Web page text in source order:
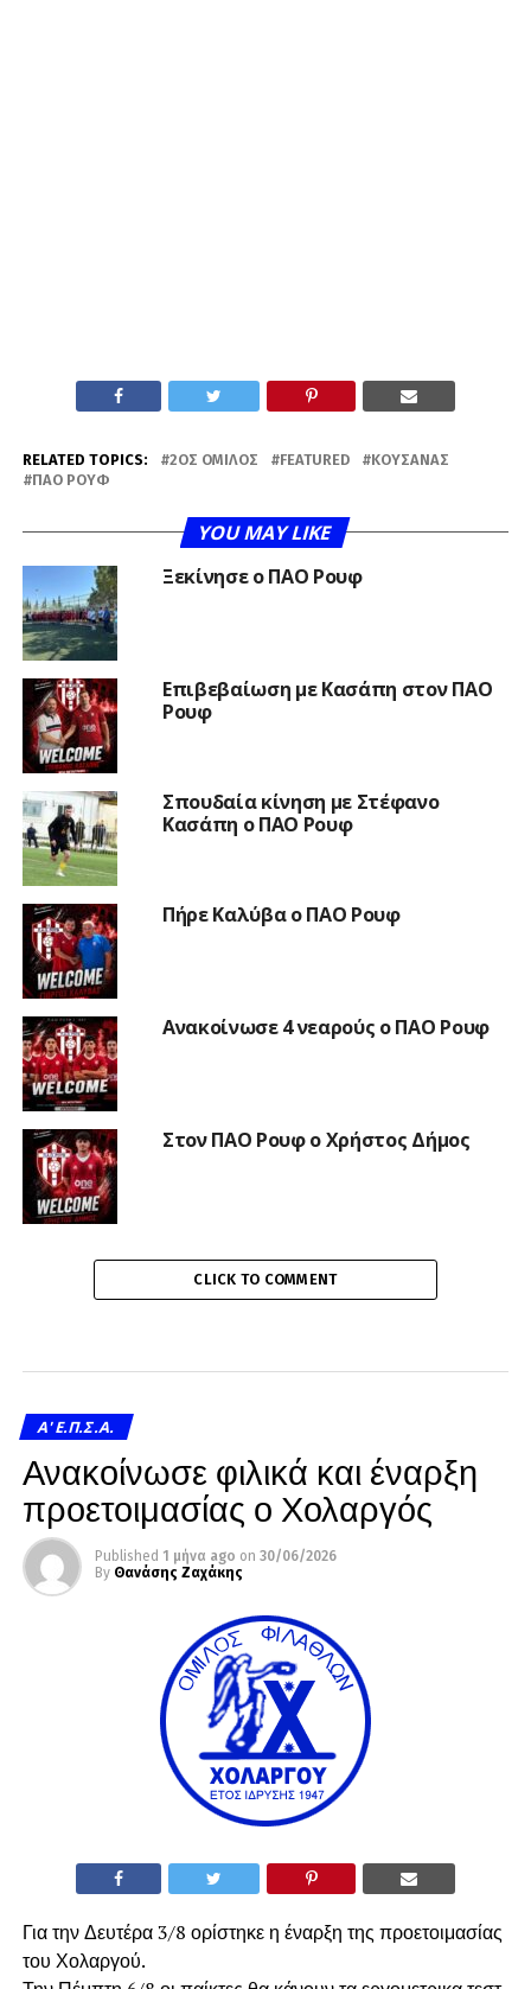
RELATED TOPICS: 2ΟΣ ΌΜΙΛΟΣ FEATURED
ΚΟΥΣΆΝΑΣ
ΠΑΟ ΡΟΥΦ
YOU MAY LIKE
Ξεκίνησε ο ΠΑΟ Ρουφ
Επιβεβαίωση με Κασάπη στον ΠΑΟ
Ρουφ
Σπουδαία κίνηση με Στέφανο
Κασάπη ο ΠΑΟ Ρουφ
Πήρε Καλύβα ο ΠΑΟ Ρουφ
Ανακοίνωσε 4 νεαρούς ο ΠΑΟ Ρουφ
Στον ΠΑΟ Ρουφ ο Χρήστος Δήμος
CLICK TO COMMENT
A' Ε.Π.Σ.Α.
Ανακοίνωσε φιλικά και έναρξη
προετοιμασίας ο Χολαργός
Published 1 μήνα ago on 30/06/2026
By Θανάσης Ζαχάκης
Για την Δευτέρα 3/8 ορίστηκε η έναρξη της προετοιμασίας
του Χολαργού.